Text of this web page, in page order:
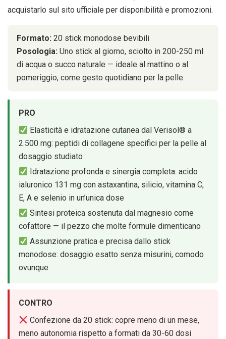
acquistarlo sul sito ufficiale per disponibilità e promozioni.
Formato: 20 stick monodose bevibili
Posologia: Uno stick al giorno, sciolto in 200-250 ml
di acqua o succo naturale — ideale al mattino o al
pomeriggio, come gesto quotidiano per la pelle.
PRO
Elasticità e idratazione cutanea dal Verisol® a
2.500 mg: peptidi di collagene specifici per la pelle al
dosaggio studiato
Idratazione profonda e sinergia completa: acido
ialuronico 131 mg con astaxantina, silicio, vitamina C,
E, A e selenio in un’unica dose
Sintesi proteica sostenuta dal magnesio come
cofattore — il pezzo che molte formule dimenticano
Assunzione pratica e precisa dallo stick
monodose: dosaggio esatto senza misurini, comodo
ovunque
CONTRO
Confezione da 20 stick: copre meno di un mese,
meno autonomia rispetto a formati da 30-60 dosi